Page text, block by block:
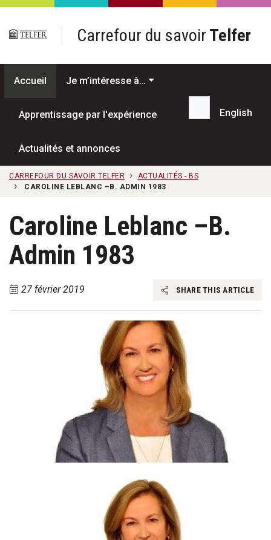
Passer au contenu principal
Carrefour du savoir Telfer
Accueil Je m’intéresse à…
Apprentissage par l'expérience
Actualités et annonces
Recherche...
English
CARREFOUR DU SAVOIR TELFER
ACTUALITÉS - BS
CAROLINE LEBLANC –B. ADMIN 1983
Caroline Leblanc –B.
Admin 1983
27 février 2019 SHARE THIS ARTICLE